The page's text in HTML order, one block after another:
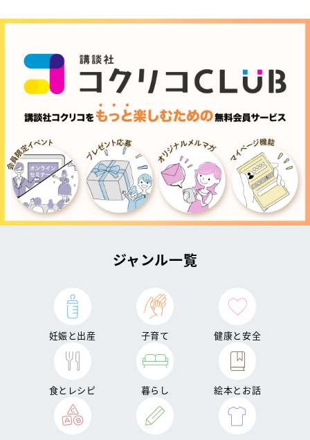
ジャンル一覧
妊娠と出産 子育て 健康と安全
食とレシピ 暮らし 絵本とお話